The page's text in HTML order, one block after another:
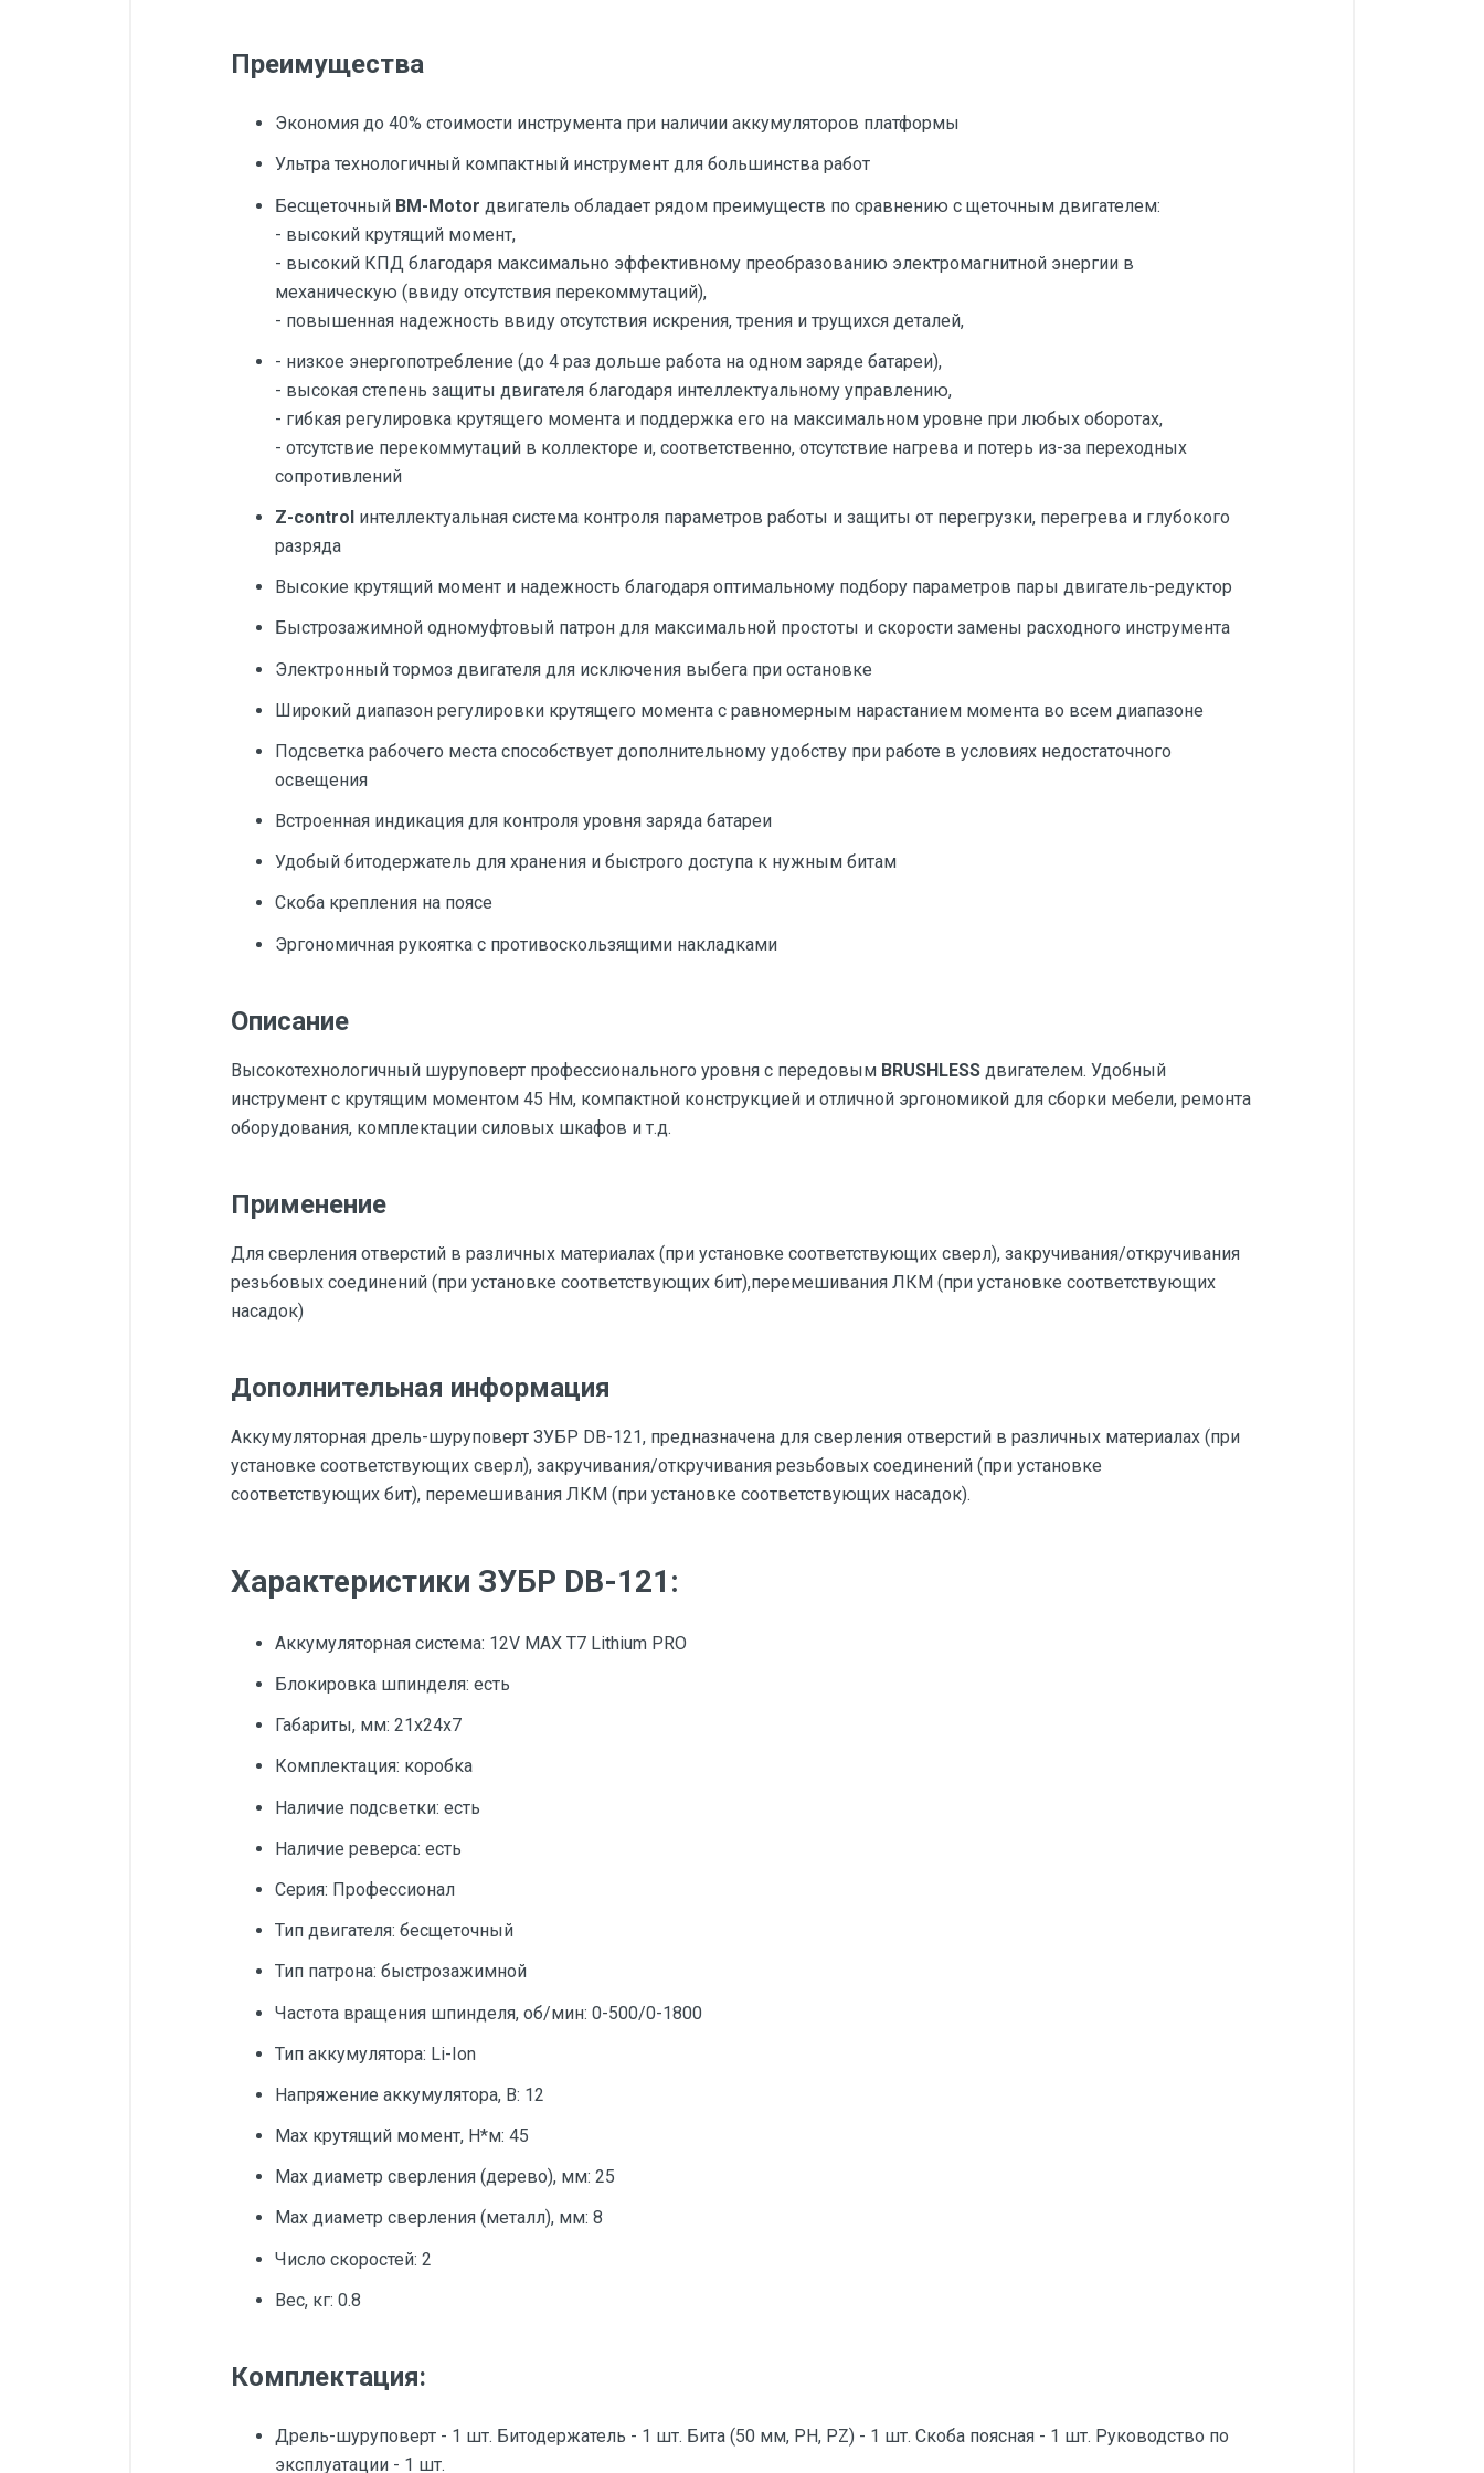
Преимущества
Экономия до 40% стоимости инструмента при наличии аккумуляторов платформы
Ультра технологичный компактный инструмент для большинства работ
Бесщеточный BM-Motor двигатель обладает рядом преимуществ по сравнению с щеточным двигателем:
- высокий крутящий момент,
- высокий КПД благодаря максимально эффективному преобразованию электромагнитной энергии в
механическую (ввиду отсутствия перекоммутаций),
- повышенная надежность ввиду отсутствия искрения, трения и трущихся деталей,
- низкое энергопотребление (до 4 раз дольше работа на одном заряде батареи),
- высокая степень защиты двигателя благодаря интеллектуальному управлению,
- гибкая регулировка крутящего момента и поддержка его на максимальном уровне при любых оборотах,
- отсутствие перекоммутаций в коллекторе и, соответственно, отсутствие нагрева и потерь из-за переходных
сопротивлений
Z-control интеллектуальная система контроля параметров работы и защиты от перегрузки, перегрева и глубокого
разряда
Высокие крутящий момент и надежность благодаря оптимальному подбору параметров пары двигатель-редуктор
Быстрозажимной одномуфтовый патрон для максимальной простоты и скорости замены расходного инструмента
Электронный тормоз двигателя для исключения выбега при остановке
Широкий диапазон регулировки крутящего момента с равномерным нарастанием момента во всем диапазоне
Подсветка рабочего места способствует дополнительному удобству при работе в условиях недостаточного
освещения
Встроенная индикация для контроля уровня заряда батареи
Удобый битодержатель для хранения и быстрого доступа к нужным битам
Скоба крепления на поясе
Эргономичная рукоятка с противоскользящими накладками
Описание
Высокотехнологичный шуруповерт профессионального уровня с передовым BRUSHLESS двигателем. Удобный
инструмент с крутящим моментом 45 Нм, компактной конструкцией и отличной эргономикой для сборки мебели, ремонта
оборудования, комплектации силовых шкафов и т.д.
Применение
Для сверления отверстий в различных материалах (при установке соответствующих сверл), закручивания/откручивания
резьбовых соединений (при установке соответствующих бит),перемешивания ЛКМ (при установке соответствующих
насадок)
Дополнительная информация
Аккумуляторная дрель-шуруповерт ЗУБР DB-121, предназначена для сверления отверстий в различных материалах (при
установке соответствующих сверл), закручивания/откручивания резьбовых соединений (при установке
соответствующих бит), перемешивания ЛКМ (при установке соответствующих насадок).
Характеристики ЗУБР DB-121:
Аккумуляторная система: 12V MAX T7 Lithium PRO
Блокировка шпинделя: есть
Габариты, мм: 21x24x7
Комплектация: коробка
Наличие подсветки: есть
Наличие реверса: есть
Серия: Профессионал
Тип двигателя: бесщеточный
Тип патрона: быстрозажимной
Частота вращения шпинделя, об/мин: 0-500/0-1800
Тип аккумулятора: Li-Ion
Напряжение аккумулятора, В: 12
Max крутящий момент, Н*м: 45
Мах диаметр сверления (дерево), мм: 25
Max диаметр сверления (металл), мм: 8
Число скоростей: 2
Вес, кг: 0.8
Комплектация:
Дрель-шуруповерт - 1 шт. Битодержатель - 1 шт. Бита (50 мм, PH, PZ) - 1 шт. Скоба поясная - 1 шт. Руководство по
эксплуатации - 1 шт.